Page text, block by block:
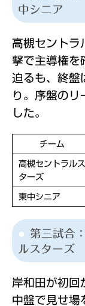
中シニア
高槻セントラ
撃で主導権を
迫るも、終盤
り。序盤のリ
した。
チーム
高槻セントラルス
ターズ
東中シニア
第三試合
ルスターズ
岸和田が初回
中盤で見せ場